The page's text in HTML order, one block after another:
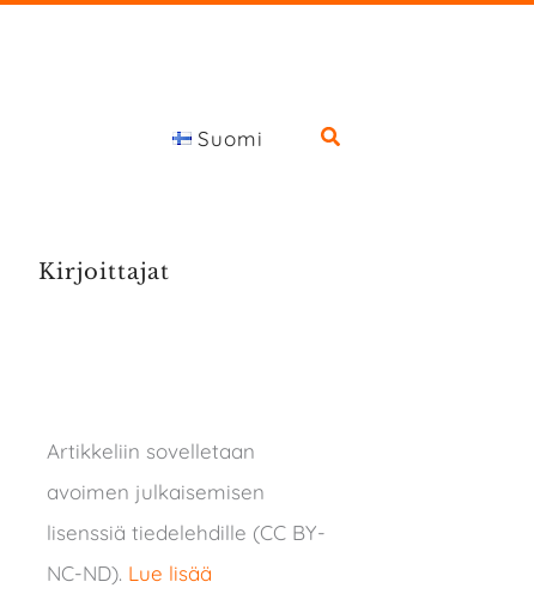
Suomi
Kirjoittajat
Artikkeliin sovelletaan
avoimen julkaisemisen
lisenssiä tiedelehdille (CC BY-
NC-ND). Lue lisää